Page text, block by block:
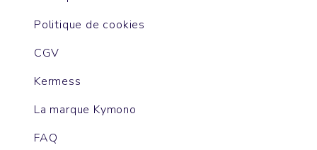
Politique de cookies
CGV
Kermess
La marque Kymono
FAQ